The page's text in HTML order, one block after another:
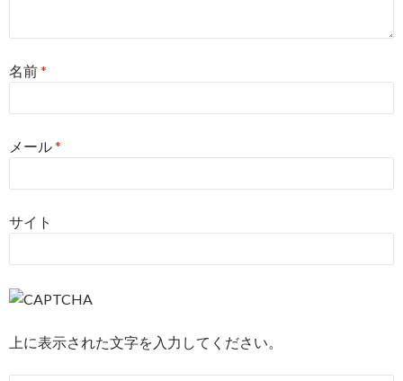
名前*
メール*
サイト
上に表示された文字を入力してください。